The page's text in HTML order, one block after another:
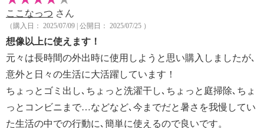
ここなっつ さん
（購入日： 2025/07/09 | 公開日： 2025/07/25 ）
想像以上に使えます！
元々は長時間の外出時に使用しようと思い購入しましたが､
意外と日々の生活に大活躍しています！
ちょっとゴミ出し､ちょっと洗濯干し､ちょっと庭掃除､ちょ
っとコンビニまで…などなど､今までだと暑さを我慢してい
た生活の中での行動に､簡単に使えるので良いです。